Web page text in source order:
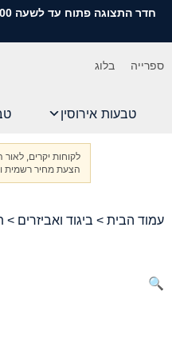
חדר התצוגה פתוח עד לשעה 18:00
ספרייה בלוג
טבעות אירוסין
לקוחות יקרים,
הצעת מחיר רשמית
עמוד הבית > ביגוד ואביזרים >
🔍